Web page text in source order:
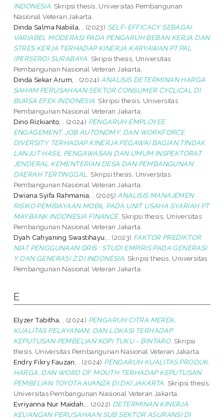
INDONESIA. Skripsi thesis, Universitas Pembangunan
Nasional Veteran Jakarta.
Dinda Salma Nabiila, .
(2023) SELF-EFFICACY SEBAGAI
VARIABEL MODERASI PADA PENGARUH BEBAN KERJA DAN
STRES KERJA TERHADAP KINERJA KARYAWAN PT.PAL
(PERSERO) SURABAYA. Skripsi thesis, Universitas
Pembangunan Nasional Veteran Jakarta.
Dinda Sekar Arum, .
(2024) ANALISIS DETERMINAN HARGA
SAHAM PERUSAHAAN SEKTOR CONSUMER CYCLICAL DI
BURSA EFEK INDONESIA. Skripsi thesis, Universitas
Pembangunan Nasional Veteran Jakarta.
Dino Rizkianto, .
(2024) PENGARUH EMPLOYEE
ENGAGEMENT, JOB AUTONOMY, DAN WORKFORCE
DIVERSITY TERHADAP KINERJA PEGAWAI BAGIAN TINDAK
LANJUT HASIL PENGAWASAN DAN UMUM INSPEKTORAT
JENDERAL KEMENTERIAN DESA DAN PEMBANGUNAN
DAERAH TERTINGGAL. Skripsi thesis, Universitas
Pembangunan Nasional Veteran Jakarta.
Dwiana Syifa Rahmania, .
(2025) ANALISIS MANAJEMEN
RISIKO PEMBIAYAAN MOBIL PADA UNIT USAHA SYARIAH PT
MAYBANK INDONESIA FINANCE. Skripsi thesis, Universitas
Pembangunan Nasional Veteran Jakarta.
Dyah Cahyaning Swastihayu, .
(2023) FAKTOR PREDIKTOR
NIAT PENGGUNAAN QRIS : STUDI EMPIRIS PADA GENERASI
Y DAN GENERASI Z DI INDONESIA. Skripsi thesis, Universitas
Pembangunan Nasional Veteran Jakarta.
E
Elyzer Tabitha, . (2024) PENGARUH CITRA MEREK,
KUALITAS PELAYANAN, DAN LOKASI TERHADAP
KEPUTUSAN PEMBELIAN KOPI TUKU - BINTARO. Skripsi
thesis, Universitas Pembangunan Nasional Veteran Jakarta.
Endry Fikry Fauzan, .
(2024) PENGARUH KUALITAS PRODUK,
HARGA, DAN WORD OF MOUTH TERHADAP KEPUTUSAN
PEMBELIAN TOYOTA AVANZA DI DKI JAKARTA. Skripsi thesis,
Universitas Pembangunan Nasional Veteran Jakarta.
Evriyanna Nur Maidah, .
(2022) DETERMINAN KINERJA
KEUANGAN PERUSAHAAN SUB SEKTOR ASURANSI DI